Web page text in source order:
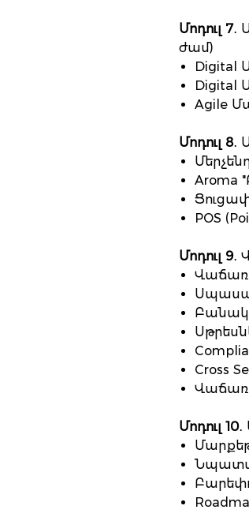
Մոդուլ 7․
ժամ)
Digital
Digital
Agile
Մոդուլ 8․
Aroma
POS
Մոդուլ 9․
Cross
Մոդուլ 10